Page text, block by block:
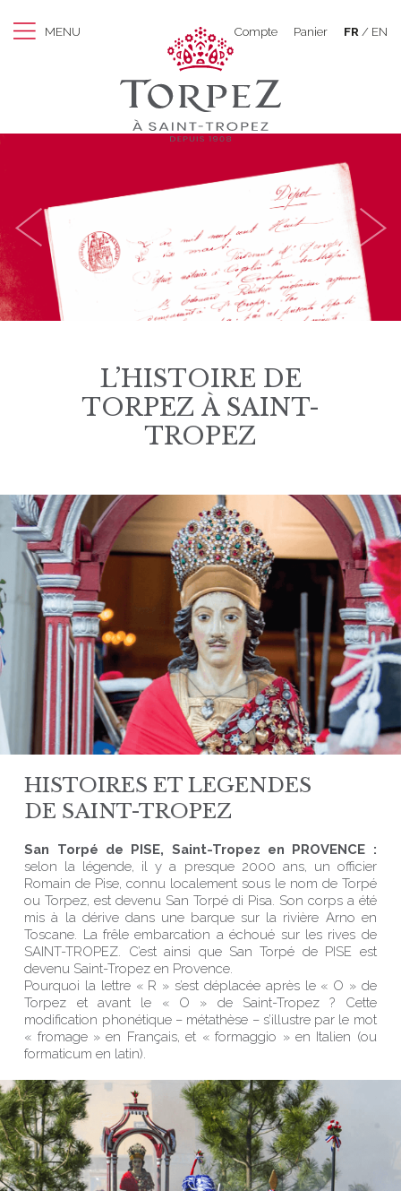
MENU Compte Panier FR EN
L’HISTOIRE DE
TORPEZ À SAINT-
TROPEZ
HISTOIRES ET LEGENDES
DE SAINT-TROPEZ
San Torpé de PISE, Saint-Tropez en PROVENCE :
selon la légende, il y a presque 2000 ans, un officier
Romain de Pise, connu localement sous le nom de Torpé
ou Torpez, est devenu San Torpé di Pisa. Son corps a été
mis à la dérive dans une barque sur la rivière Arno en
Toscane. La frêle embarcation a échoué sur les rives de
SAINT-TROPEZ. C’est ainsi que San Torpé de PISE est
devenu Saint-Tropez en Provence.
Pourquoi la lettre « R » s’est déplacée après le « O » de
Torpez et avant le « O » de Saint-Tropez ? Cette
modification phonétique – métathèse – s’illustre par le mot
« fromage » en Français, et « formaggio » en Italien (ou
formaticum en latin).